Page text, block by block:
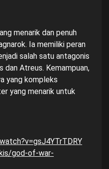
menarik dan penuh
Ia memiliki peran
salah satu antagonis
dan Atreus. Kemampuan,
yang kompleks
yang menarik untuk
god-of-war-